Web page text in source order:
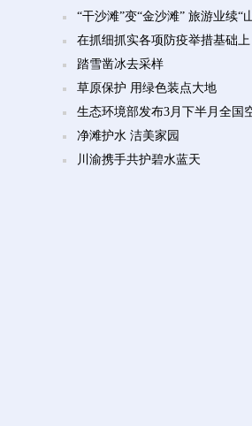
“干沙滩”变“金沙滩” 旅游业续“
在抓细抓实各项防疫举措基础
踏雪凿冰去采样
草原保护 用绿色装点大地
生态环境部发布3月下半月全国
净滩护水 洁美家园
川渝携手共护碧水蓝天